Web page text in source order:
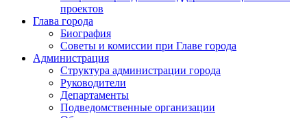
проектов
Глава города
Биография
Советы и комиссии при Главе города
Администрация
Структура администрации города
Руководители
Департаменты
Подведомственные организации